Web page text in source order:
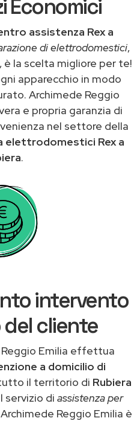
Economici
assistenza Rex a
di elettrodomestici,
, è la scelta migliore per te!
apparecchio in modo
Archimede Reggio
e propria garanzia di
nel settore della
elettrodomestici Rex a
.
intervento
del cliente
Emilia effettua
a domicilio di
il territorio di Rubiera
servizio di assistenza per
Archimede Reggio Emilia è